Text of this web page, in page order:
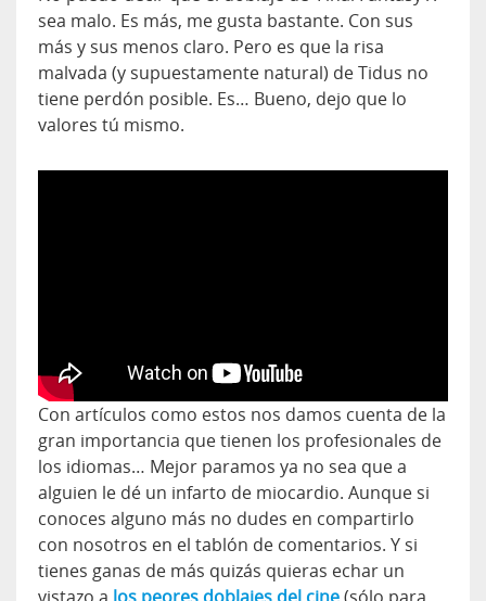
sea malo. Es más, me gusta bastante. Con sus
más y sus menos claro. Pero es que la risa
malvada (y supuestamente natural) de Tidus no
tiene perdón posible. Es… Bueno, dejo que lo
valores tú mismo.
Con artículos como estos nos damos cuenta de la
gran importancia que tienen los profesionales de
los idiomas… Mejor paramos ya no sea que a
alguien le dé un infarto de miocardio. Aunque si
conoces alguno más no dudes en compartirlo
con nosotros en el tablón de comentarios. Y si
tienes ganas de más quizás quieras echar un